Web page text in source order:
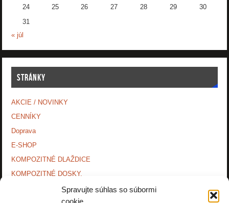
Spravujte súhlas so súbormi
cookie
24 25 26 27 28 29 30
31
« júl
STRÁNKY
AKCIE / NOVINKY
CENNÍKY
Doprava
E-SHOP
KOMPOZITNÉ DLAŽDICE
KOMPOZITNÉ DOSKY.